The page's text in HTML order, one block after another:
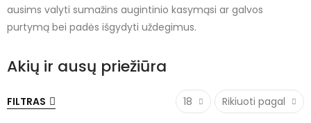
ausims valyti sumažins augintinio kasymąsi ar galvos
purtymą bei padės išgydyti uždegimus.
Akių ir ausų priežiūra
FILTRAS 18 Rikiuoti pagal